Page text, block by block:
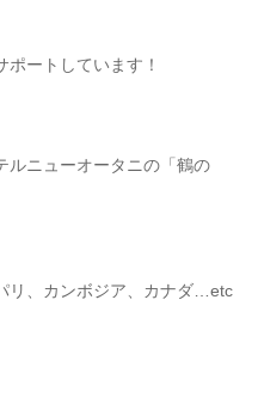
ートしています！
ニューオータニの「鶴の
リ、カンボジア、カナダ…etc